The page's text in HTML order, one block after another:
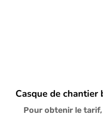
Casque de
Pour obtenir le